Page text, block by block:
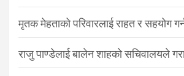
मृतक मेहताको परिवारलाई राहत र सहयोग
राजु पाण्डेलाई बालेन शाहको सचिवालयले